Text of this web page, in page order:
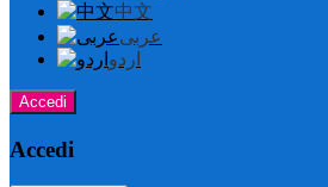
中文
عربى
اردو
Accedi
Accedi